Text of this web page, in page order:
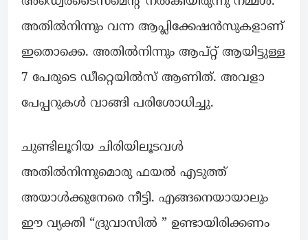
അതിൽനിന്നും വന്ന ആപ്ലിക്കേഷൻസുകളാണ്
ഇതൊക്കെ. അതിൽനിന്നും ആപ്റ്റ് ആയിട്ടുള്ള
7 പേരുടെ ഡീറ്റെയിൽസ് ആണിത്. അവളാ
പേപ്പറുകൾ വാങ്ങി പരിശോധിച്ചു.
ചുണ്ടിലൂറിയ ചിരിയിലൂടവൾ
അതിൽനിന്നുമൊരു ഫയൽ എടുത്ത്
അയാൾക്കുനേരെ നീട്ടി. എങ്ങനെയായാലും
ഈ വ്യക്തി “ദ്രുവാസിൽ ” ഉണ്ടായിരിക്കണം